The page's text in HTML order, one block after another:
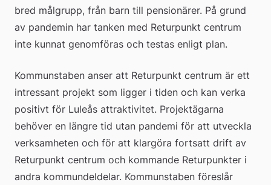
bred målgrupp, från barn till pensionärer. På grund
av pandemin har tanken med Returpunkt centrum
inte kunnat genomföras och testas enligt plan.
Kommunstaben anser att Returpunkt centrum är ett
intressant projekt som ligger i tiden och kan verka
positivt för Luleås attraktivitet. Projektägarna
behöver en längre tid utan pandemi för att utveckla
verksamheten och för att klargöra fortsatt drift av
Returpunkt centrum och kommande Returpunkter i
andra kommundeldelar. Kommunstaben föreslår